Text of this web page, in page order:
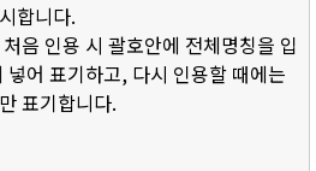
합니다.
음 인용 시 괄호안에 전체명칭을 입
넣어 표기하고, 다시 인용할 때에는
표기합니다.